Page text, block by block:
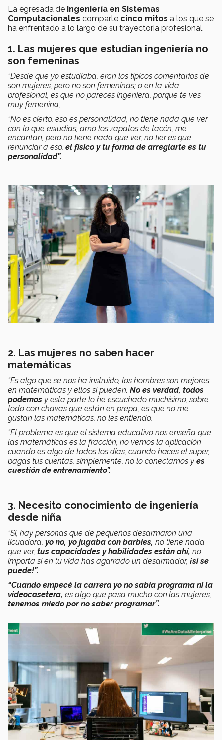
La egresada de Ingeniería en Sistemas
Computacionales comparte cinco mitos a los que se
ha enfrentado a lo largo de su trayectoria profesional.
1. Las mujeres que estudian ingeniería no
son femeninas
“Desde que yo estudiaba, eran los típicos comentarios de
son mujeres, pero no son femeninas; o en la vida
profesional, es que no pareces ingeniera, porque te ves
muy femenina,
“No es cierto, eso es personalidad, no tiene nada que ver
con lo que estudias, amo los zapatos de tacón, me
encantan, pero no tiene nada que ver, no tienes que
renunciar a eso, el físico y tu forma de arreglarte es tu
personalidad”.
2. Las mujeres no saben hacer
matemáticas
“Es algo que se nos ha instruido, los hombres son mejores
en matemáticas y ellos sí pueden. No es verdad, todos
podemos y esta parte lo he escuchado muchísimo, sobre
todo con chavas que están en prepa, es que no me
gustan las matemáticas, no les entiendo,
“El problema es que el sistema educativo nos enseña que
las matemáticas es la fracción, no vemos la aplicación
cuando es algo de todos los días, cuando haces el super,
pagas tus cuentas, simplemente, no lo conectamos y es
cuestión de entrenamiento”.
3. Necesito conocimiento de ingeniería
desde niña
“Si, hay personas que de pequeños desarmaron una
licuadora, yo no, yo jugaba con barbies, no tiene nada
que ver, tus capacidades y habilidades están ahí, no
importa si en tu vida has agarrado un desarmador, ¡sí se
puede!”.
“Cuando empecé la carrera yo no sabía programa ni la
videocasetera, es algo que pasa mucho con las mujeres,
tenemos miedo por no saber programar”.